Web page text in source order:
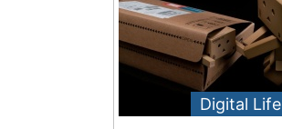
Digital Life